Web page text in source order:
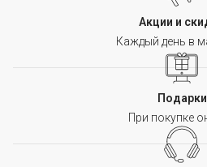
Акции и
Каждый день в
Подарки
При покупке